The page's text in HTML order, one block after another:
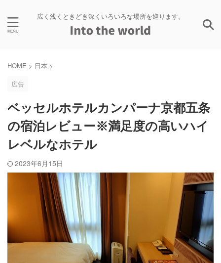
広く浅くときどき深くいろいろな場所を巡ります。
HOME > 日本 >
広告
ベッセルホテルカンパーナ京都五条
の宿泊レビュー※満足度の高いハイ
レベルなホテル
2023年6月15日